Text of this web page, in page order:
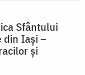
Sfântului
din Iași –
și